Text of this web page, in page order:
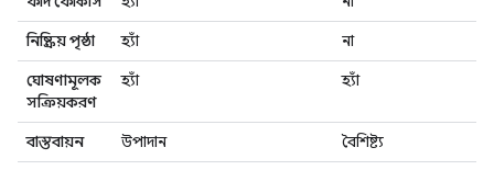
নিষ্ক্রিয় পৃষ্ঠা
হ্যাঁ
না
ঘোষণামূলক
সক্রিয়করণ
হ্যাঁ হ্যাঁ
বাস্তবায়ন উপাদান
বৈশিষ্ট্য